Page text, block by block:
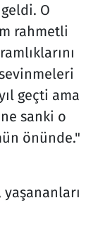
O
rahmetli
geçti ama
sanki o
önünde."